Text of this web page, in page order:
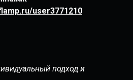
user3771210
подход и